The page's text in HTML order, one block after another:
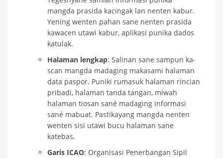
mangda prasida kacingak lan nenten kabur.
Yening wenten pahan sane nenten prasida
kawacen utawi kabur, aplikasi punika dados
katulak.
Halaman lengkap: Salinan sane sampun ka-
scan mangda madaging makasami halaman
data paspor. Puniki rumasuk halaman rincian
pribadi, halaman tanda tangan, miwah
halaman tiosan sané madaging informasi
sané mabuat. Pastikayang mangda nenten
wenten sisi utawi bucu halaman sane
katebas.
Garis ICAO: Organisasi Penerbangan Sipil